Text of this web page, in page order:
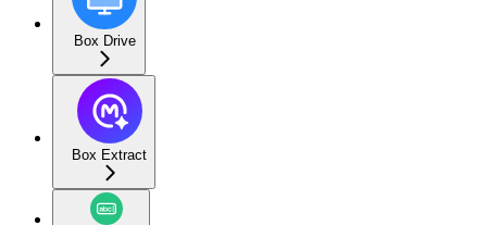
Box Drive
Box Extract